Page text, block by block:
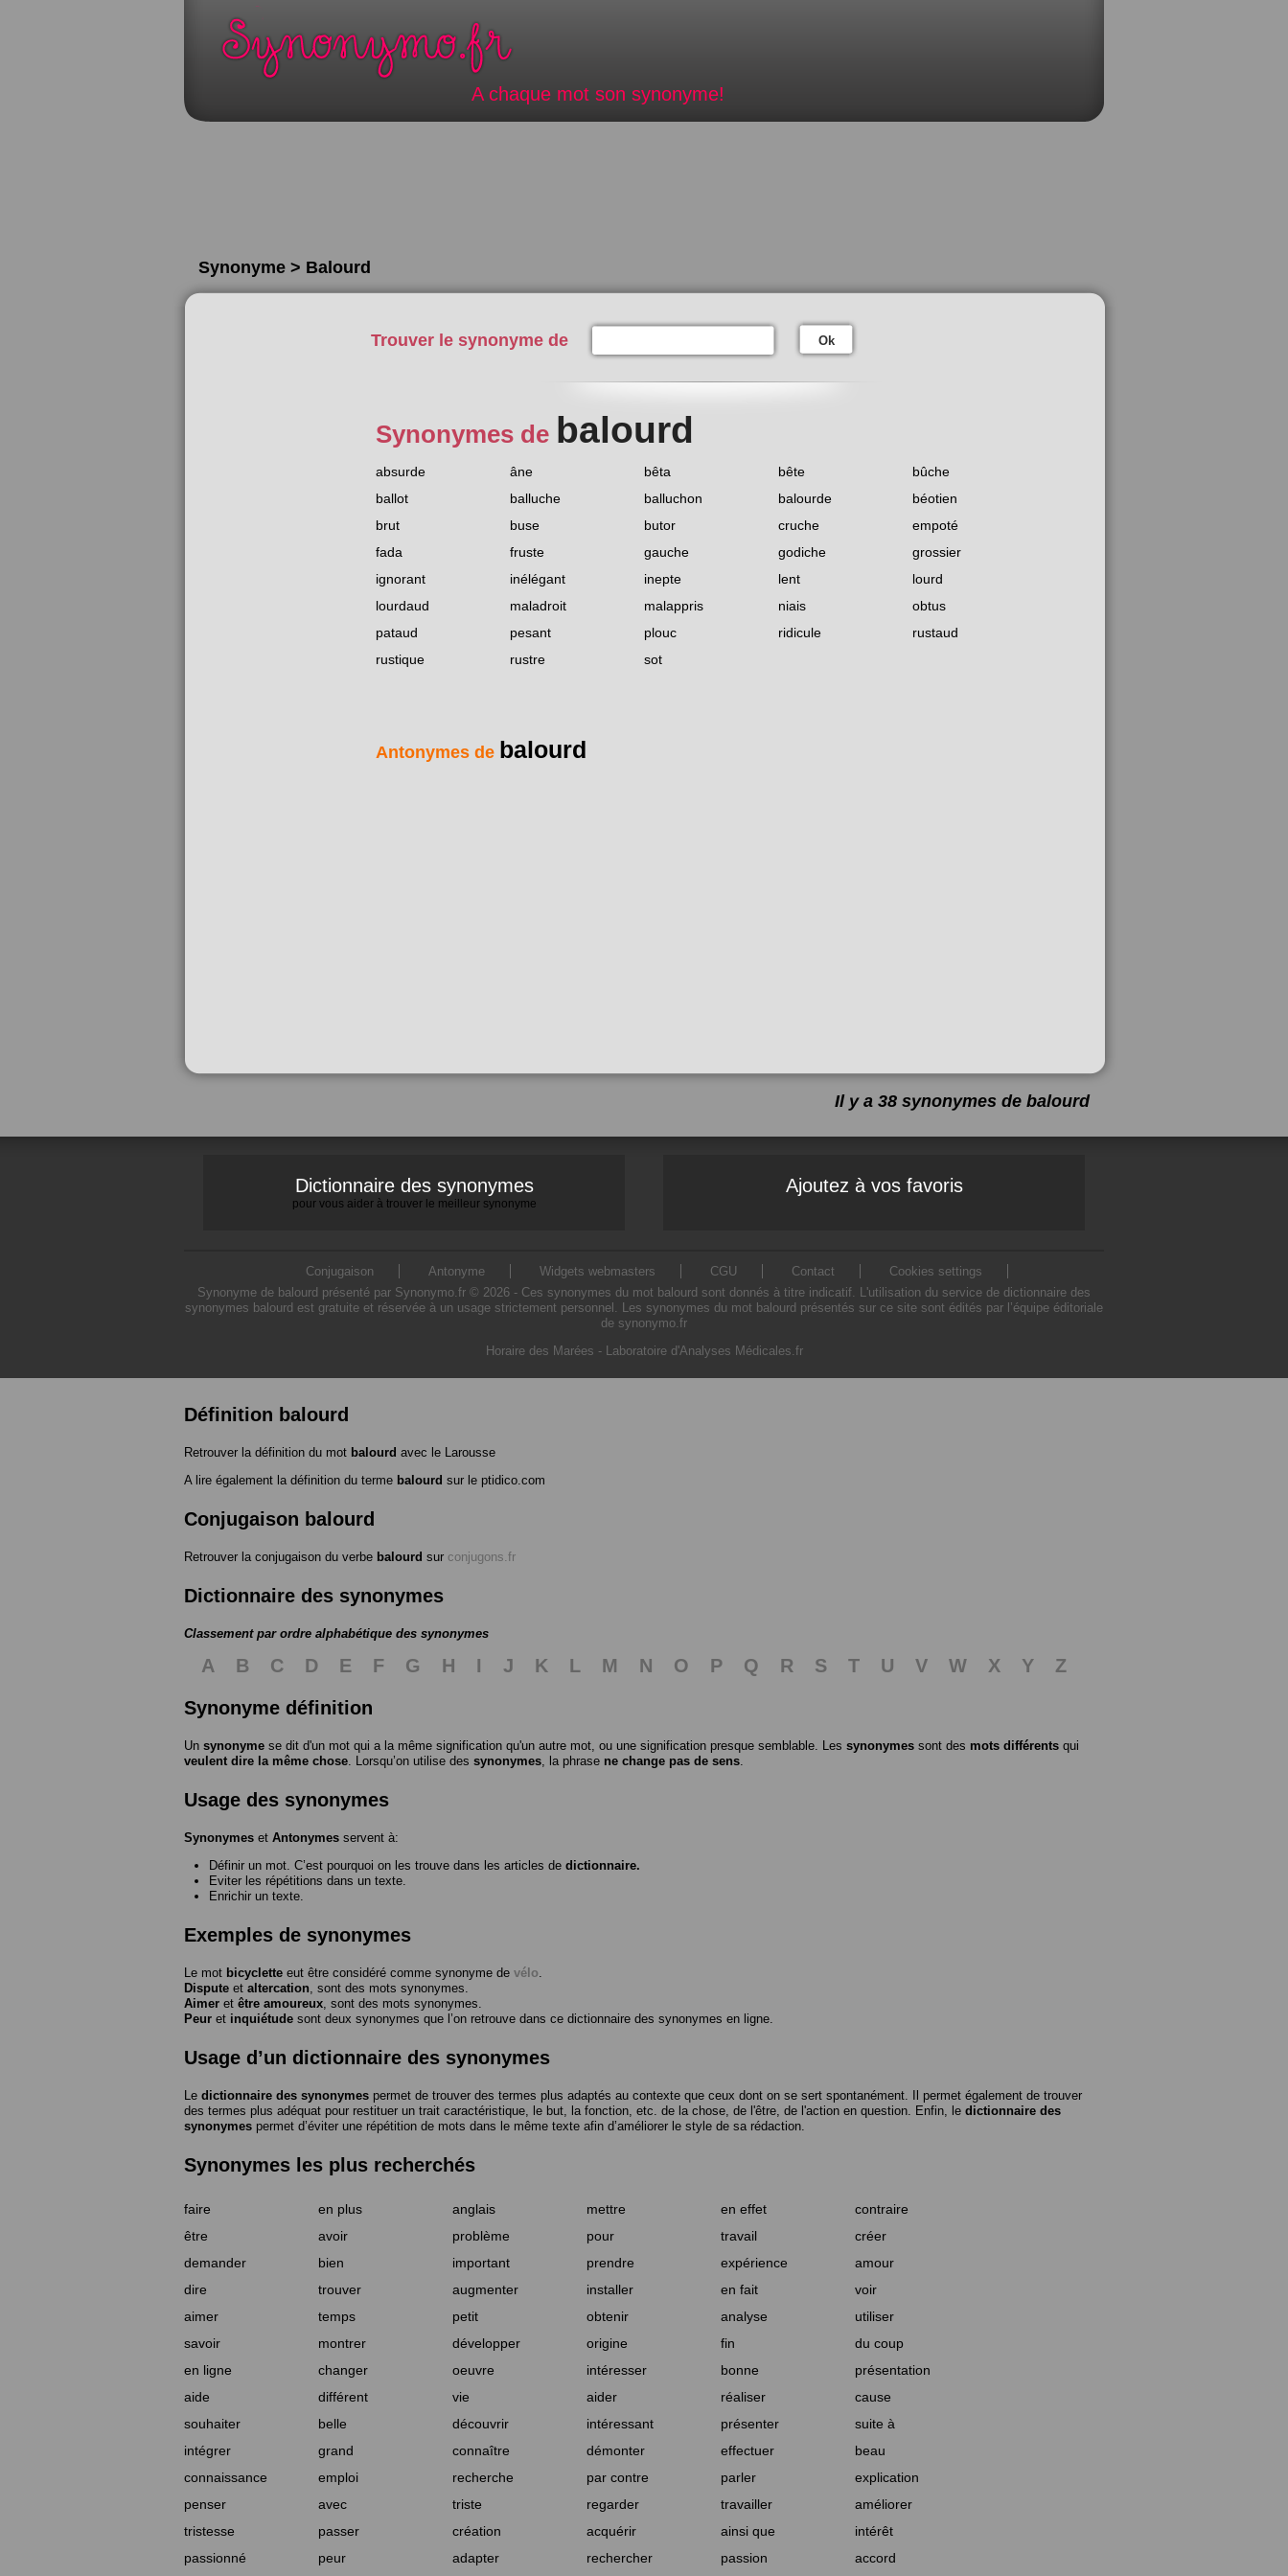
A chaque mot son synonyme!
Synonyme > Balourd
Trouver le synonyme de Ok
Synonymes de balourd
absurde âne bêta bête
bûche
ballot
balluche balluchon balourde
béotien
brut
buse butor cruche
empoté
fada
fruste gauche godiche
grossier
ignorant
inélégant inepte lent
lourd
lourdaud
maladroit malappris niais
obtus
pataud
pesant plouc ridicule
rustaud
rustique
rustre sot
Antonymes de balourd
Il y a 38 synonymes de balourd
Dictionnaire des synonymes
pour vous aider à trouver le meilleur synonyme
Ajoutez à vos favoris
Conjugaison Antonyme Widgets webmasters CGU Contact
Cookies settings
Synonyme de balourd présenté par Synonymo.fr © 2026 - Ces synonymes du mot balourd sont donnés à titre indicatif. L'utilisation du service de dictionnaire des
synonymes balourd est gratuite et réservée à un usage strictement personnel. Les synonymes du mot balourd présentés sur ce site sont édités par l’équipe éditoriale
de synonymo.fr
Horaire des Marées - Laboratoire d'Analyses Médicales.fr
Définition balourd
Retrouver la définition du mot balourd avec le Larousse
A lire également la définition du terme balourd sur le ptidico.com
Conjugaison balourd
Retrouver la conjugaison du verbe balourd sur conjugons.fr
Dictionnaire des synonymes
Classement par ordre alphabétique des synonymes
A B C D E F G H I J K L M N O P Q R S T U V W X Y
Z
Synonyme définition
Un synonyme se dit d'un mot qui a la même signification qu'un autre mot, ou une signification presque semblable. Les synonymes sont des mots différents qui
veulent dire la même chose. Lorsqu’on utilise des synonymes, la phrase ne change pas de sens.
Usage des synonymes
Synonymes et Antonymes servent à:
Définir un mot. C’est pourquoi on les trouve dans les articles de dictionnaire.
Eviter les répétitions dans un texte.
Enrichir un texte.
Exemples de synonymes
Le mot bicyclette eut être considéré comme synonyme de vélo.
Dispute et altercation, sont des mots synonymes.
Aimer et être amoureux, sont des mots synonymes.
Peur et inquiétude sont deux synonymes que l’on retrouve dans ce dictionnaire des synonymes en ligne.
Usage d’un dictionnaire des synonymes
Le dictionnaire des synonymes permet de trouver des termes plus adaptés au contexte que ceux dont on se sert spontanément. Il permet également de trouver
des termes plus adéquat pour restituer un trait caractéristique, le but, la fonction, etc. de la chose, de l'être, de l'action en question. Enfin, le dictionnaire des
synonymes permet d’éviter une répétition de mots dans le même texte afin d’améliorer le style de sa rédaction.
Synonymes les plus recherchés
faire en plus anglais mettre en effet
contraire
être
avoir problème pour travail
créer
demander
bien important prendre expérience
amour
dire
trouver augmenter installer en fait
voir
aimer
temps petit obtenir analyse
utiliser
savoir
montrer développer origine fin
du coup
en ligne
changer oeuvre intéresser bonne
présentation
aide
différent vie aider réaliser
cause
souhaiter
belle découvrir intéressant présenter
suite à
intégrer
grand connaître démonter effectuer
beau
connaissance
emploi recherche par contre parler
explication
penser
avec triste regarder travailler
améliorer
tristesse
passer création acquérir ainsi que
intérêt
passionné
peur adapter rechercher passion accord